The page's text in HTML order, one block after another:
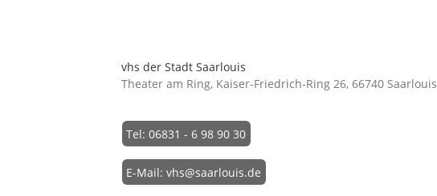
vhs der Stadt Saarlouis
Theater am Ring, Kaiser-Friedrich-Ring 26, 66740 Saarlouis
Tel: 06831 - 6 98 90 30
E-Mail: vhs@saarlouis.de